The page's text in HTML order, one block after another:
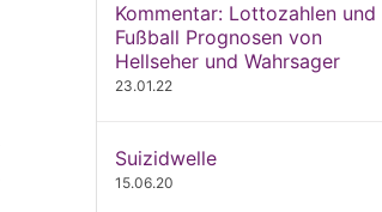
Kommentar: Lottozahlen und
Fußball Prognosen von
Hellseher und Wahrsager
23.01.22
Suizidwelle
15.06.20